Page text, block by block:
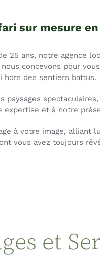
sur mesure
25 ans, notre agence
concevons pour
hors des sentiers battus.
paysages
expertise et à notre
à votre image, alliant
vous avez toujours
et